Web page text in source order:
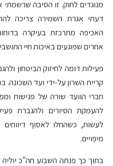
מנוגדים לחוק. זו הסיבה
דעתי אגרת השמירה צריכה
האכיפה מתרכזת בעיקרה
אחרים שפוגעים באיכות חיי
פעילות דומה לחיזוק הביטחון
קריית השרון על-ידי ועד השכונה.
חברי הוועד שורה של פגישות
להעמקת הסיורים ולהגברת
לעשות, כשהחלו לאסוף
מיפויים.
בתוך כך פנתה השבוע חה"כ יוליה